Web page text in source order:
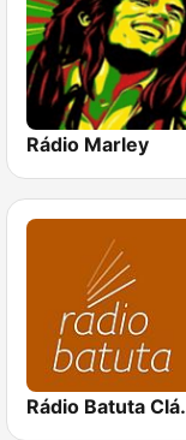
Rádio Marley